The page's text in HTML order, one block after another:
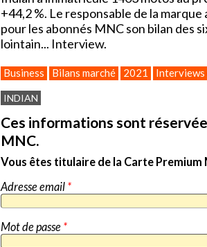
+44,2 %. Le responsable de la
pour les abonnés MNC son bilan des
lointain... Interview.
Business Bilans marché 2021
INDIAN
Ces informations sont
MNC.
Vous êtes titulaire de la Carte Premium
Adresse email *
Mot de passe *